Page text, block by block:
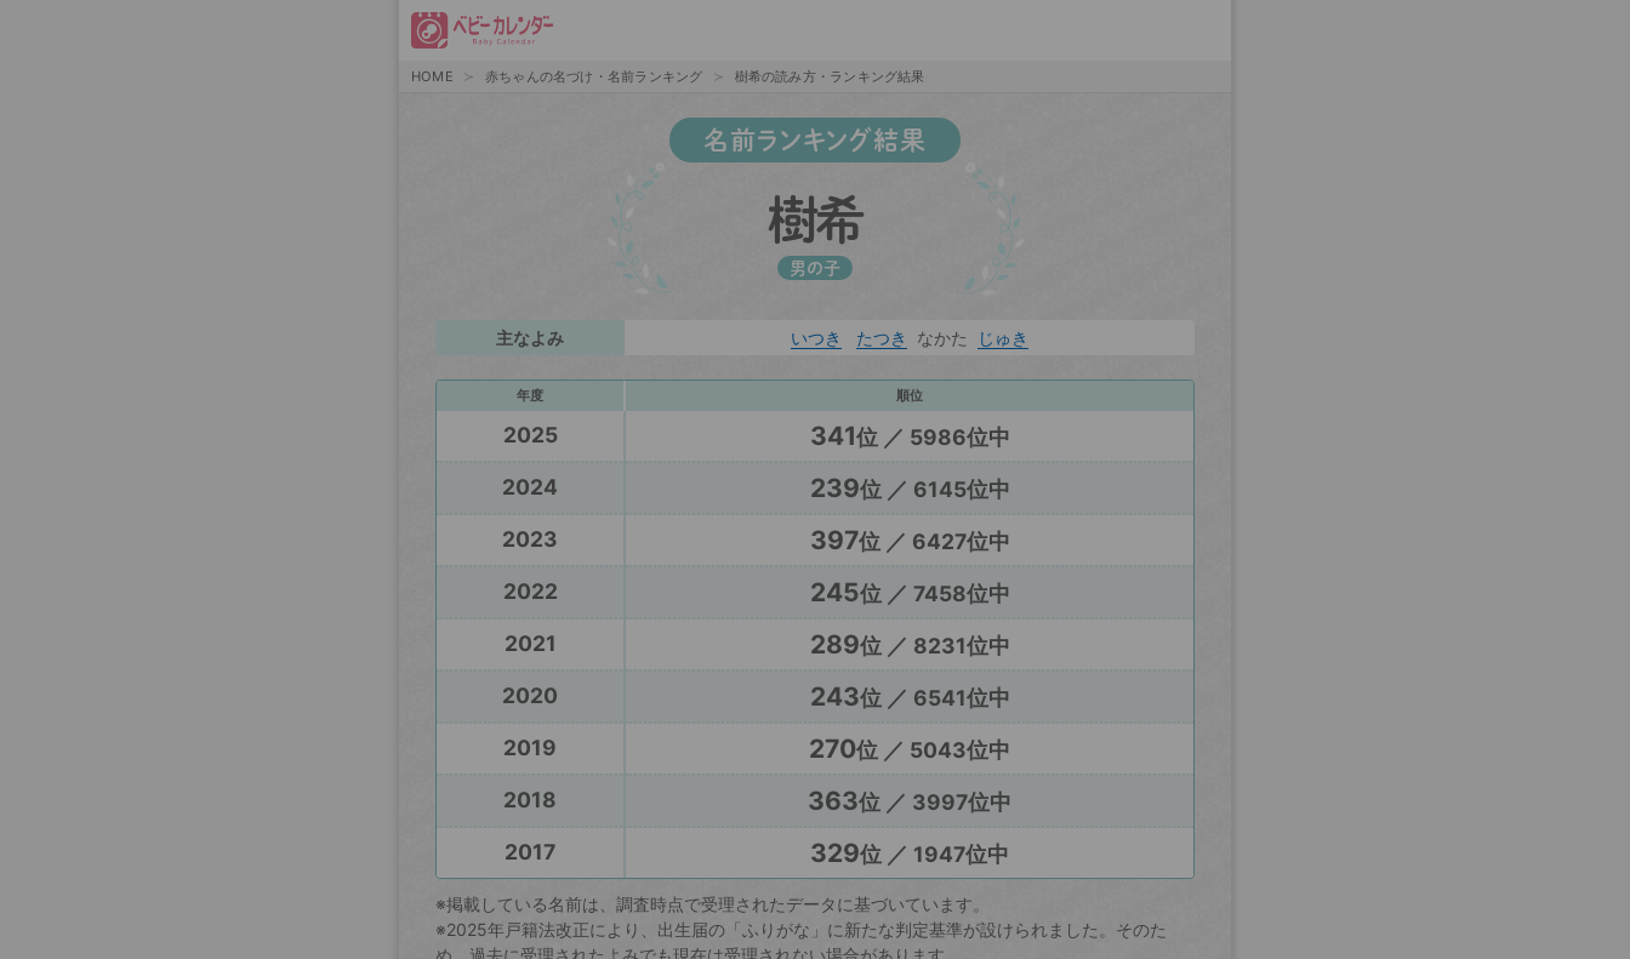
HOME 赤ちゃんの名づけ・名前ランキング 樹希の読み方・ランキング結果
名前ランキング結果
樹希
男の子
主なよみ いつき たつき なかた じゅき
年度 順位
2025 341位 ／ 5986位中
2024
239位 ／ 6145位中
2023
397位 ／ 6427位中
2022
245位 ／ 7458位中
2021
289位 ／ 8231位中
2020
243位 ／ 6541位中
2019
270位 ／ 5043位中
2018
363位 ／ 3997位中
2017
329位 ／ 1947位中
※掲載している名前は、調査時点で受理されたデータに基づいています。
※2025年戸籍法改正により、出生届の「ふりがな」に新たな判定基準が設けられました。そのた
め、過去に受理されたよみでも現在は受理されない場合があります。